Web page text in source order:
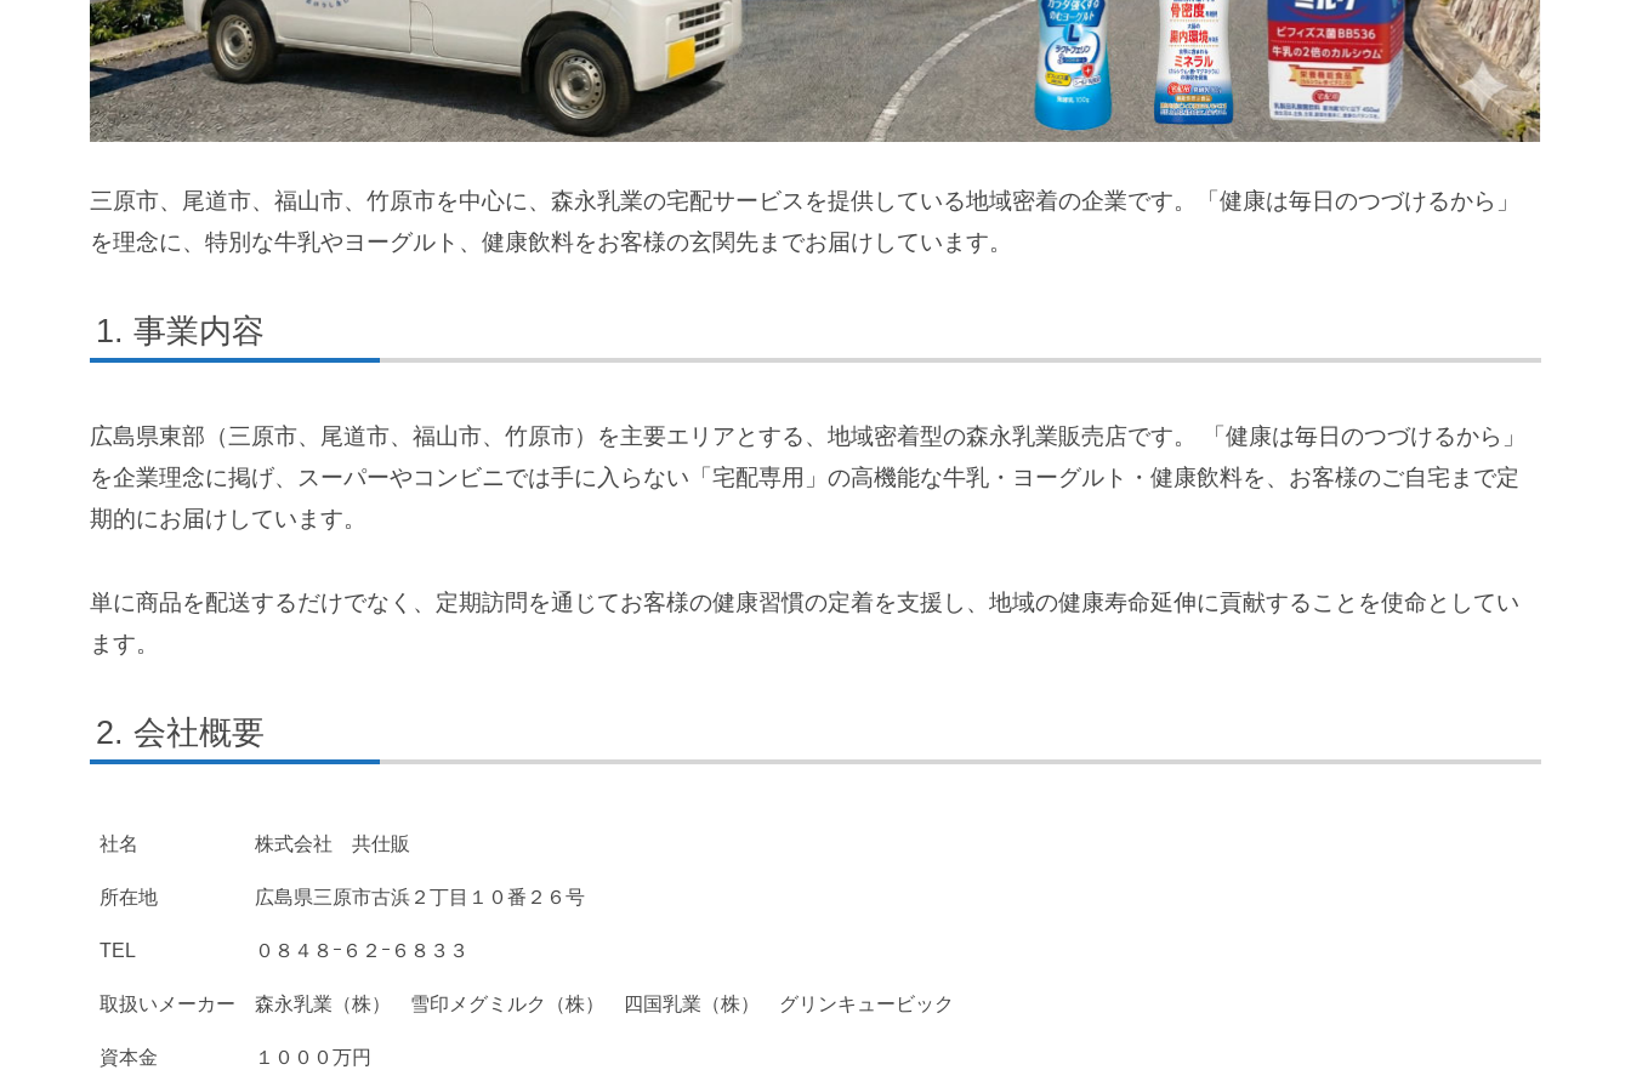
三原市、尾道市、福山市、竹原市を中心に、森永乳業の宅配サービスを提供している地域密着の企業です。「健康は毎日のつづけるから」
を理念に、特別な牛乳やヨーグルト、健康飲料をお客様の玄関先までお届けしています。
事業内容
広島県東部（三原市、尾道市、福山市、竹原市）を主要エリアとする、地域密着型の森永乳業販売店です。 「健康は毎日のつづけるから」
を企業理念に掲げ、スーパーやコンビニでは手に入らない「宅配専用」の高機能な牛乳・ヨーグルト・健康飲料を、お客様のご自宅まで定
期的にお届けしています。
単に商品を配送するだけでなく、定期訪問を通じてお客様の健康習慣の定着を支援し、地域の健康寿命延伸に貢献することを使命としてい
ます。
会社概要
社名 株式会社 共仕販
所在地 広島県三原市古浜２丁目１０番２６号
TEL ０８４８ｰ６２ｰ６８３３
取扱いメーカー 森永乳業（株） 雪印メグミルク（株） 四国乳業（株） グリンキュービック
資本金 １０００万円